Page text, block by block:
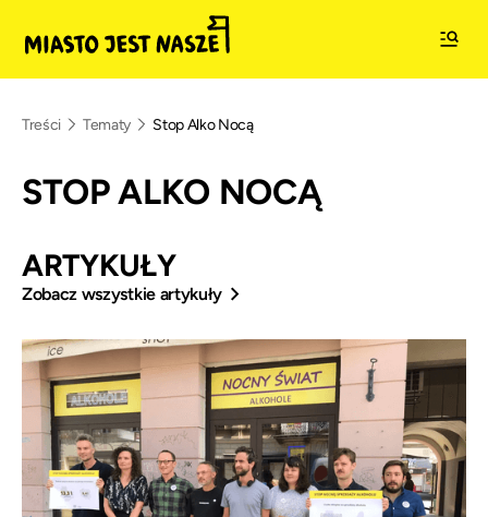
Treści Tematy Stop Alko Nocą
STOP ALKO NOCĄ
ARTYKUŁY
Zobacz wszystkie artykuły